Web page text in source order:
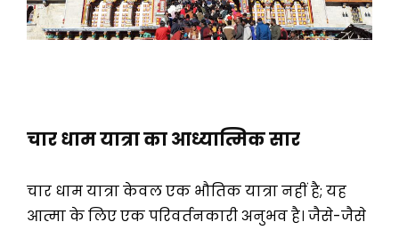
चार धाम यात्रा का आध्यात्मिक सार
चार धाम यात्रा केवल एक भौतिक यात्रा नहीं है; यह
आत्मा के लिए एक परिवर्तनकारी अनुभव है। जैसे-जैसे